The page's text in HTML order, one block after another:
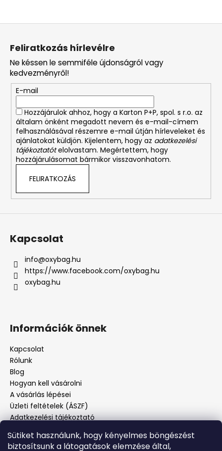
Sütiket használunk, hogy kényelmes böngészést
biztosítsunk a látogatások elemzése által,
Feliratkozás hírlevélre
Ne késsen le semmiféle újdonságról vagy
kedvezményről!
E-mail
Hozzájárulok ahhoz, hogy a Karton P+P, spol. s r.o. az
általam önként megadott nevem és e-mail-címem
felhasználásával részemre e-mail útján hírleveleket és
ajánlatokat küldjön. Kijelentem, hogy az adatkezelési
tájékoztatótelolvastam. Megértettem, hogy
hozzájárulásomat bármikor visszavonhatom.
FELIRATKOZÁS
Kapcsolat
info@oxybag.hu
https://www.facebook.com/oxybag.hu
oxybag.hu
Információk önnek
Kapcsolat
Rólunk
Blog
Hogyan kell vásárolni
A vásárlás lépései
Üzleti feltételek (ÁSZF)
Adatkezelési tájékoztató
Panaszjelenté